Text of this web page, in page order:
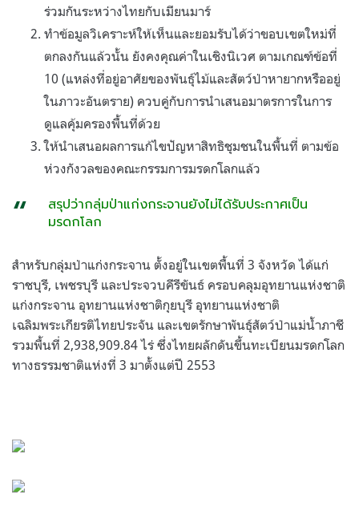
ร่วมกันระหว่างไทยกับเมียนมาร์
ทำข้อมูลวิเคราะห์ให้เห็นและยอมรับได้ว่าขอบเขตใหม่ที่
ตกลงกันแล้วนั้น ยังคงคุณค่าในเชิงนิเวศ ตามเกณฑ์ข้อที่
10 (แหล่งที่อยู่อาศัยของพันธุ์ไม้และสัตว์ป่าหายากหรืออยู่
ในภาวะอันตราย) ควบคู่กับการนำเสนอมาตรการในการ
ดูแลคุ้มครองพื้นที่ด้วย
ให้นำเสนอผลการแก้ไขปัญหาสิทธิชุมชนในพื้นที่ ตามข้อ
ห่วงกังวลของคณะกรรมการมรดกโลกแล้ว
สรุปว่ากลุ่มป่าแก่งกระจานยังไม่ได้รับประกาศเป็น
มรดกโลก
สำหรับกลุ่มป่าแก่งกระจาน ตั้งอยู่ในเขตพื้นที่ 3 จังหวัด ได้แก่
ราชบุรี, เพชรบุรี และประจวบคีรีขันธ์ ครอบคลุมอุทยานแห่งชาติ
แก่งกระจาน อุทยานแห่งชาติกุยบุรี อุทยานแห่งชาติ
เฉลิมพระเกียรติไทยประจัน และเขตรักษาพันธุ์สัตว์ป่าแม่น้ำภาชี
รวมพื้นที่ 2,938,909.84 ไร่ ซึ่งไทยผลักดันขึ้นทะเบียนมรดกโลก
ทางธรรมชาติแห่งที่ 3 มาตั้งแต่ปี 2553